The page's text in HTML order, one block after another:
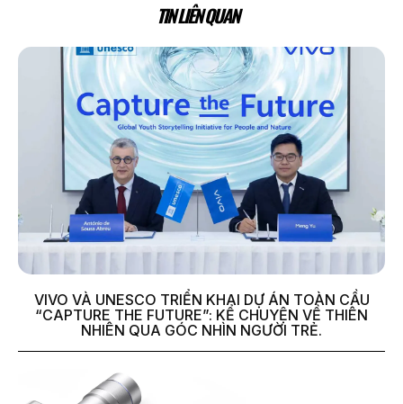
TIN LIÊN QUAN
VIVO VÀ UNESCO TRIỂN KHAI DỰ ÁN TOÀN CẦU
“CAPTURE THE FUTURE”: KỂ CHUYỆN VỀ THIÊN
NHIÊN QUA GÓC NHÌN NGƯỜI TRẺ.